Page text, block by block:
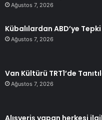
Ağustos 7, 2026
Kübalılardan ABD’ye
Ağustos 7, 2026
Van Kültürü TRT1’de
Ağustos 7, 2026
Alışveriş yapan herkesi